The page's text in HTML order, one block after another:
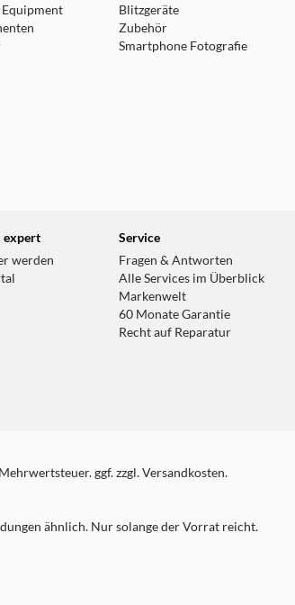
Blitzgeräte
Zubehör
Smartphone Fotografie
expert
werden
Service
Fragen & Antworten
Alle Services im Überblick
Markenwelt
60 Monate Garantie
Recht auf Reparatur
ggf. zzgl. Versandkosten.
ähnlich. Nur solange der Vorrat reicht.